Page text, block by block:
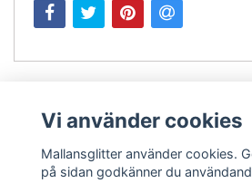
Vi använder cookies
Mallansglitter använder cookies.
på sidan godkänner du